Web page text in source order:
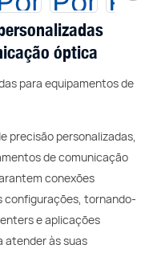
óptica
para equipamentos de
precisão personalizadas,
de comunicação
conexões
configurações, tornando-
e aplicações
atender às suas